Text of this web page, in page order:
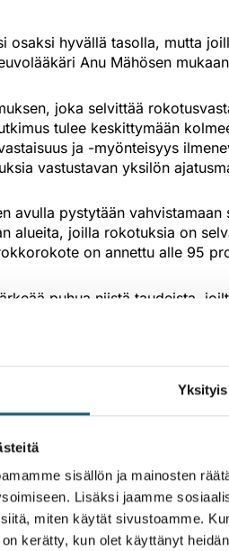
sisällön ja mainosten
Lisäksi jaamme
miten käytät sivustoamme.
kerätty, kun olet käyttänyt
osaksi hyvällä tasolla, mutta
Anu Mähösen
joka selvittää
tulee keskittymään
ja -myönteisyys
vastustavan yksilön
avulla pystytään vahvistamaan
alueita, joilla rokotuksia on
on annettu alle 95
puhua niistä taudeista,
aikana 1970–1990-luvulla,
suojattuun tautiin, oireet
johdosta diagnoosi ja hoito
on käynnistynyt.